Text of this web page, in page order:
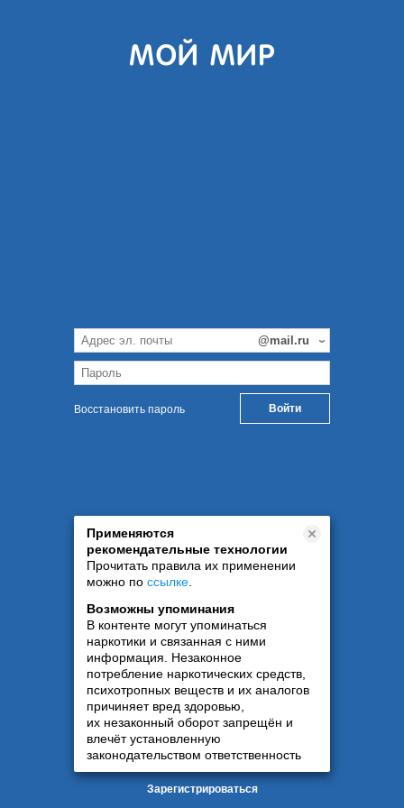
Восстановить пароль
Применяются
рекомендательные технологии
Прочитать правила их применении
можно по ссылке
Возможны упоминания
В контенте могут упоминаться
наркотики и связанная с ними
информация. Незаконное
потребление наркотических средств,
психотропных веществ и их аналогов
причиняет вред здоровью,
их незаконный оборот запрещён и
влечёт установленную
законодательством ответственность
Зарегистрироваться